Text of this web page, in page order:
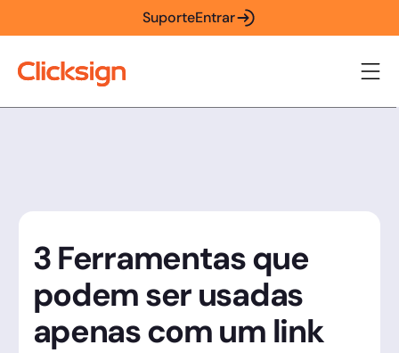
SuporteEntrar
3 Ferramentas que
podem ser usadas
apenas com um link